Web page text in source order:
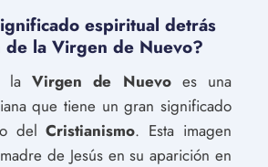
espiritual detrás
de la Virgen de Nuevo?
la Virgen de Nuevoes una
que tiene un gran significado
delCristianismo. Esta imagen
de Jesús en su aparición en